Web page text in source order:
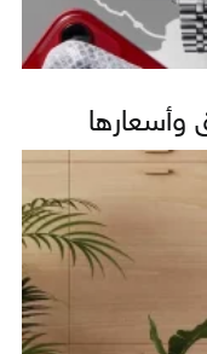
وأسعارها